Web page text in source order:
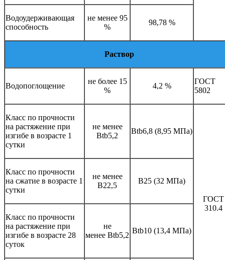
Водоудерживающая
способность
не менее 95
%
98,78 %
Раствор
Водопоглощение
не более 15
%
4,2 %
ГОСТ
5802
Класс по прочности
на растяжение при
изгибе в возрасте 1
сутки
не менее
Btb5,2
Btb6,8 (8,95 МПа)
ГОСТ
310.4
Класс по прочности
на сжатие в возрасте 1
сутки
не менее
В22,5
B25 (32 МПа)
Класс по прочности
на растяжение при
изгибе в возрасте 28
суток
не
менее Btb5,2
Btb10 (13,4 МПа)